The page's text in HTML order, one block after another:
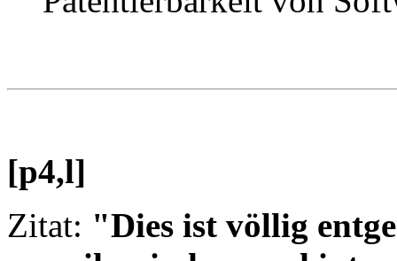
[p4,l]
Zitat: "Dies ist völlig